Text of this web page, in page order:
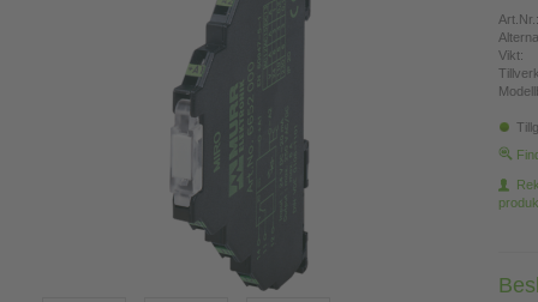
Art.Nr.:
Vikt: